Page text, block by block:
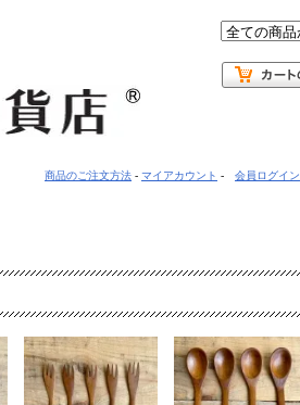
商品のご注文方法 - マイアカウント - 会員ログイン